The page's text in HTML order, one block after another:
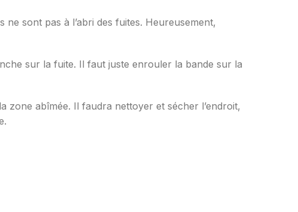
sont pas à l’abri des fuites. Heureusement,
sur la fuite. Il faut juste enrouler la bande sur la
zone abîmée. Il faudra nettoyer et sécher l’endroit,